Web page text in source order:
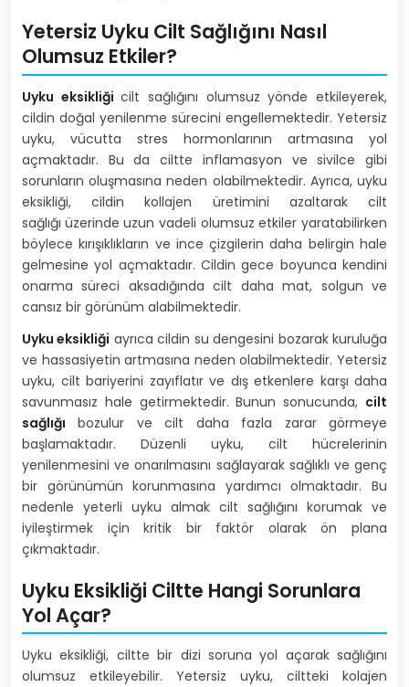
Yetersiz Uyku Cilt Sağlığını Nasıl
Olumsuz Etkiler?
Uyku eksikliğicilt sağlığını olumsuz yönde etkileyerek,
cildin doğal yenilenme sürecini engellemektedir. Yetersiz
uyku, vücutta stres hormonlarının artmasına yol
açmaktadır. Bu da ciltte inflamasyon ve sivilce gibi
sorunların oluşmasına neden olabilmektedir. Ayrıca, uyku
eksikliği, cildin kollajen üretimini azaltarak cilt
sağlığı üzerinde uzun vadeli olumsuz etkiler yaratabilirken
böylece kırışıklıkların ve ince çizgilerin daha belirgin hale
gelmesine yol açmaktadır. Cildin gece boyunca kendini
onarma süreci aksadığında cilt daha mat, solgun ve
cansız bir görünüm alabilmektedir.
Uyku eksikliği ayrıca cildin su dengesini bozarak kuruluğa
ve hassasiyetin artmasına neden olabilmektedir. Yetersiz
uyku, cilt bariyerini zayıflatır ve dış etkenlere karşı daha
savunmasız hale getirmektedir. Bunun sonucunda, cilt
sağlığı bozulur ve cilt daha fazla zarar görmeye
başlamaktadır. Düzenli uyku, cilt hücrelerinin
yenilenmesini ve onarılmasını sağlayarak sağlıklı ve genç
bir görünümün korunmasına yardımcı olmaktadır. Bu
nedenle yeterli uyku almak cilt sağlığını korumak ve
iyileştirmek için kritik bir faktör olarak ön plana
çıkmaktadır.
Uyku Eksikliği Ciltte Hangi Sorunlara
Yol Açar?
Uyku eksikliği, ciltte bir dizi soruna yol açarak sağlığını
olumsuz etkileyebilir. Yetersiz uyku, ciltteki kolajen